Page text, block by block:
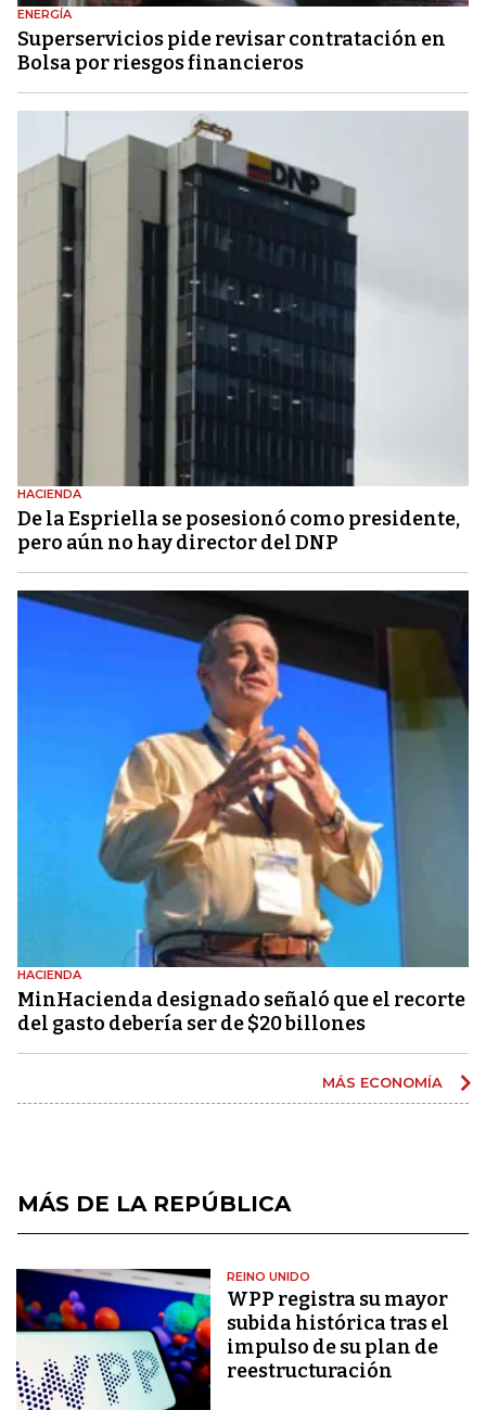
ENERGÍA
Superservicios pide revisar contratación en
Bolsa por riesgos financieros
HACIENDA
De la Espriella se posesionó como presidente,
pero aún no hay director del DNP
HACIENDA
MinHacienda designado señaló que el recorte
del gasto debería ser de $20 billones
MÁS ECONOMÍA
MÁS DE LA REPÚBLICA
REINO UNIDO
WPP registra su mayor
subida histórica tras el
impulso de su plan de
reestructuración